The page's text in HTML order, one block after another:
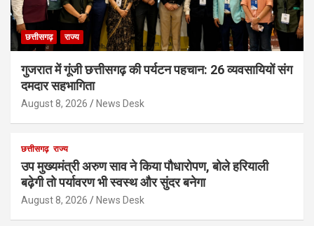
छत्तीसगढ़ राज्य
गुजरात में गूंजी छत्तीसगढ़ की पर्यटन पहचान: 26 व्यवसायियों संग
दमदार सहभागिता
August 8, 2026 News Desk
छत्तीसगढ़ राज्य
उप मुख्यमंत्री अरुण साव ने किया पौधारोपण, बोले हरियाली
बढ़ेगी तो पर्यावरण भी स्वस्थ और सुंदर बनेगा
August 8, 2026 News Desk